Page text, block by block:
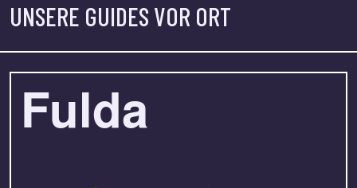
UNSERE GUIDES VOR ORT
Fulda